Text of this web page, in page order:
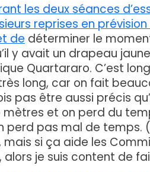
les deux séances
reprises en
de déterminer le
y avait un drapeau
Quartararo. C’est
très long, car on fait
pas être aussi précis
mètres et on perd du
perd pas mal de temps.
si ça aide les
alors je suis content de